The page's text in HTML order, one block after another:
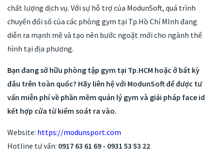
chất lượng dịch vụ. Với sự hỗ trợ của ModunSoft, quá trình
chuyển đổi số của các phòng gym tại Tp.Hồ Chí MInh đang
diễn ra mạnh mẽ và tạo nên bước ngoặt mới cho ngành thể
hình tại địa phương.
Bạn đang sở hữu phòng tập gym tại Tp.HCM hoặc ở bất kỳ
đâu trên toàn quốc? Hãy liên hệ với ModunSoft để được tư
vấn miễn phí về phần mềm quản lý gym và giải pháp face id
kết hợp cửa từ kiểm soát ra vào.
Website: https://modunsport.com
Hotline tư vấn: 0917 63 61 69 - 0931 53 53 22